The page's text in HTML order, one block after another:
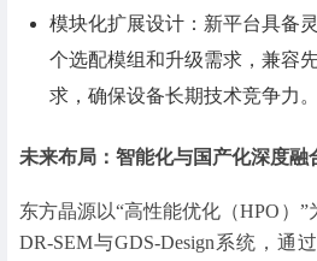
模块化扩展设计：新平台具备
个选配模组和升级需求，兼容
求，确保设备长期技术竞争力。
未来布局：智能化与国产化深度融
东方晶源以“高性能优化（HPO）
DR-SEM与GDS-Design系统，通